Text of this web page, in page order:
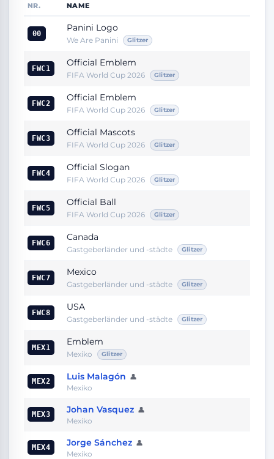
NR. NAME
00
Panini Logo
We Are Panini Glitzer
FWC1
Official Emblem
FIFA World Cup 2026 Glitzer
FWC2
Official Emblem
FIFA World Cup 2026 Glitzer
FWC3
Official Mascots
FIFA World Cup 2026 Glitzer
FWC4
Official Slogan
FIFA World Cup 2026 Glitzer
FWC5
Official Ball
FIFA World Cup 2026 Glitzer
FWC6
Canada
Gastgeberländer und -städte Glitzer
FWC7
Mexico
Gastgeberländer und -städte Glitzer
FWC8
USA
Gastgeberländer und -städte Glitzer
MEX1
Emblem
Mexiko Glitzer
MEX2 Luis Malagón 👤
Mexiko
MEX3 Johan Vasquez 👤
Mexiko
MEX4 Jorge Sánchez 👤
Mexiko